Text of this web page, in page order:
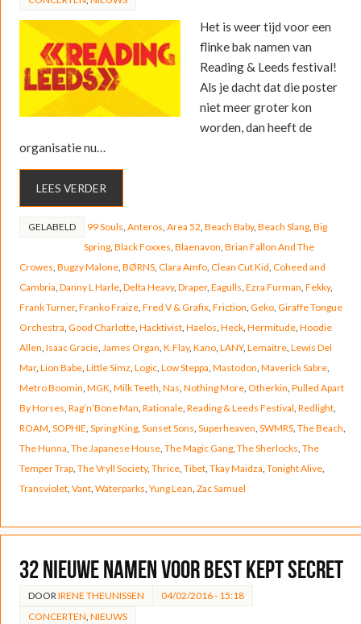
Het is weer tijd voor een
flinke bak namen van
Reading & Leeds festival!
Als je dacht dat die poster
niet meer groter kon
worden, dan heeft de
organisatie nu…
LEES VERDER
GELABELD 99 Souls Anteros Area 52 Beach Baby, Beach Slang, Big
Spring, Black Foxxes Blaenavon Brian Fallon And The
Crowes Bugzy Malone, BØRNS, Clara Amfo, Clean Cut Kid Coheed and
Cambria Danny L Harle, Delta Heavy, Draper, Eagulls Ezra Furman Fekky,
Frank Turner, Franko Fraize, Fred V & Grafix, Friction Geko, Giraffe Tongue
Orchestra Good Charlotte, Hacktivist, Haelos Heck, Hermitude, Hoodie
Allen Isaac Gracie, James Organ K.Flay, Kano, LANY, Lemaitre, Lewis Del
Mar, Lion Babe, Little Simz Logic, Low Steppa Mastodon Maverick Sabre,
Metro Boomin MGK Milk Teeth Nas Nothing More, Otherkin Pulled Apart
By Horses Rag’n’Bone Man Rationale, Reading & Leeds Festival Redlight,
ROAM SOPHIE Spring King, Sunset Sons Superheaven SWMRS, The Beach
The Hunna The Japanese House, The Magic Gang, The Sherlocks The
Temper Trap, The Vryll Society, Thrice, Tibet, Tkay Maidza Tonight Alive,
Transviolet, Vant, Waterparks Yung Lean Zac Samuel
32 nieuwe namen voor Best Kept Secret
DOOR IRENE THEUNISSEN
04/02/2016 - 15:18
CONCERTEN NIEUWS